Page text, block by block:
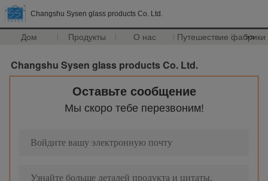
Changshu Sysen glass products Co. Ltd.
Дом Продукты О нас Путешествие фабрики
>>
Changshu Sysen glass products Co. Ltd.
Оставьте сообщение
Мы скоро тебе перезвоним!